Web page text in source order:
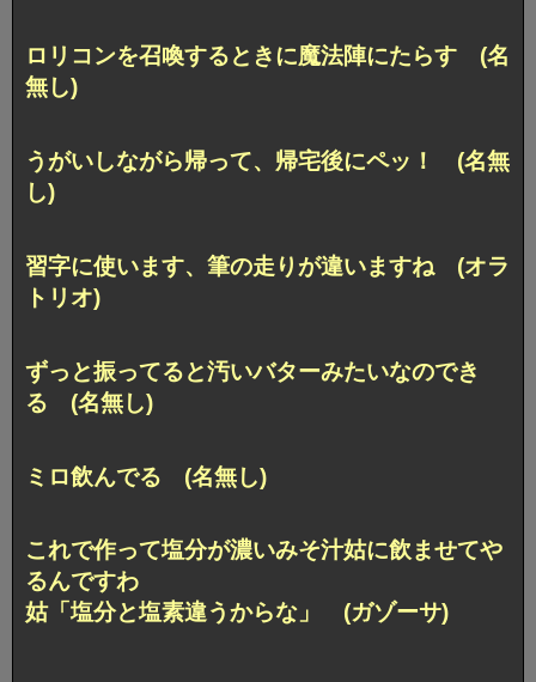
ロリコンを召喚するときに魔法陣にたらす (名
無し)
うがいしながら帰って、帰宅後にペッ！ (名無
し)
習字に使います、筆の走りが違いますね (オラ
トリオ)
ずっと振ってると汚いバターみたいなのでき
る (名無し)
ミロ飲んでる (名無し)
これで作って塩分が濃いみそ汁姑に飲ませてや
るんですわ
姑「塩分と塩素違うからな」 (ガゾーサ)